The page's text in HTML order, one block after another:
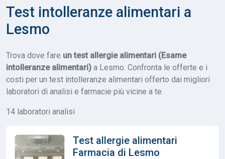
Test intolleranze alimentari a
Lesmo
Trova dove fare un test allergie alimentari (Esame
intolleranze alimentari) a Lesmo. Confronta le offerte e i
costi per un test intolleranze alimentari offerto dai migliori
laboratori di analisi e farmacie più vicine a te.
14 laboratori analisi
Test allergie alimentari
Farmacia di Lesmo